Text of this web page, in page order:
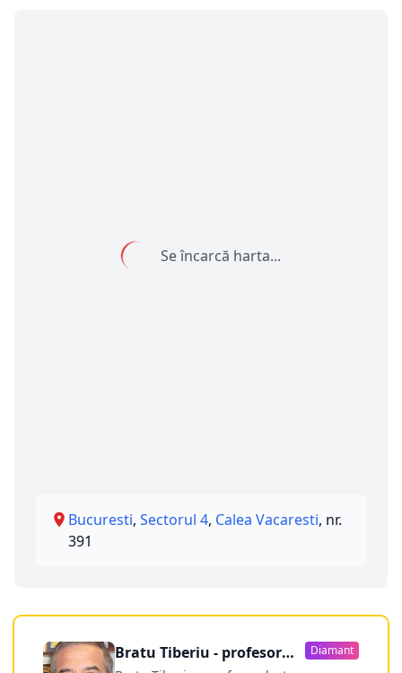
Se încarcă harta...
Bucuresti, Sectorul 4, Calea Vacaresti, nr.
391
Bratu Tiberiu - profesor
Diamant